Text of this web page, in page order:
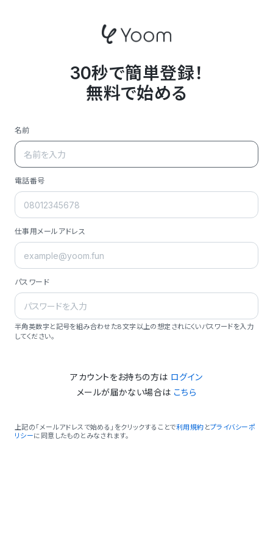
30秒で簡単登録！
無料で始める
名前
電話番号
仕事用メールアドレス
パスワード
半角英数字と記号を組み合わせた8文字以上の想定されにくいパスワードを入力
してください。
アカウントをお持ちの方は ログイン
メールが届かない場合は こちら
上記の「メールアドレスで始める」をクリックすることで利用規約 とプライバシーポ
リシーに同意したものとみなされます。